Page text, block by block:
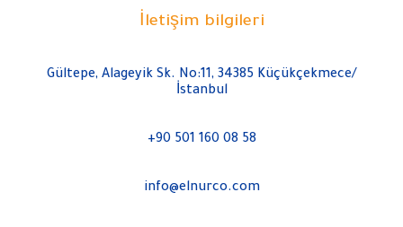
İletişim bilgileri
Gültepe, Alageyik Sk. No:11, 34385 Küçükçekmece/
İstanbul
+90 501 160 08 58
info@elnurco.com